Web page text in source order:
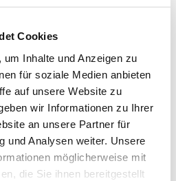
Cookies
Inhalte und Anzeigen zu
für soziale Medien anbieten
auf unsere Website zu
wir Informationen zu Ihrer
an unsere Partner für
und Analysen weiter. Unsere
möglicherweise mit
die Sie ihnen bereitgestellt
mit den Ohren, sondern
wenn sie gemeinsam
über einem
sitzen.
zeigte sich genau
nahmen das Buch in die